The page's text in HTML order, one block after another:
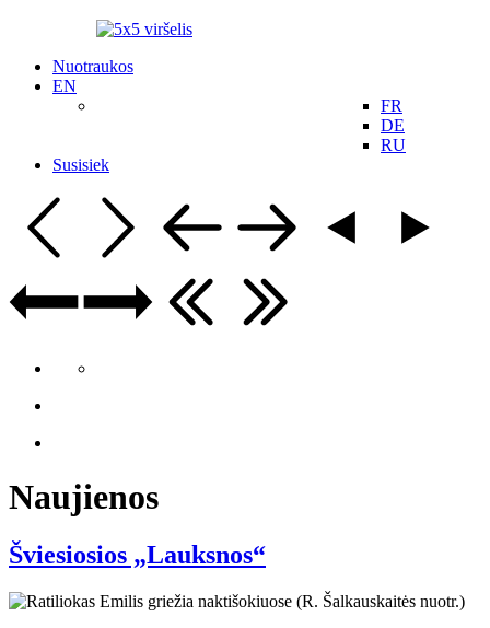
Nuotraukos
EN
FR
DE
RU
Susisiek
Naujienos
Šviesiosios „Lauksnos“